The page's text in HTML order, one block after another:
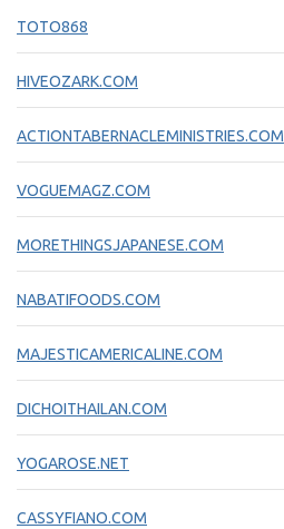
TOTO868
HIVEOZARK.COM
ACTIONTABERNACLEMINISTRIES.COM
VOGUEMAGZ.COM
MORETHINGSJAPANESE.COM
NABATIFOODS.COM
MAJESTICAMERICALINE.COM
DICHOITHAILAN.COM
YOGAROSE.NET
CASSYFIANO.COM